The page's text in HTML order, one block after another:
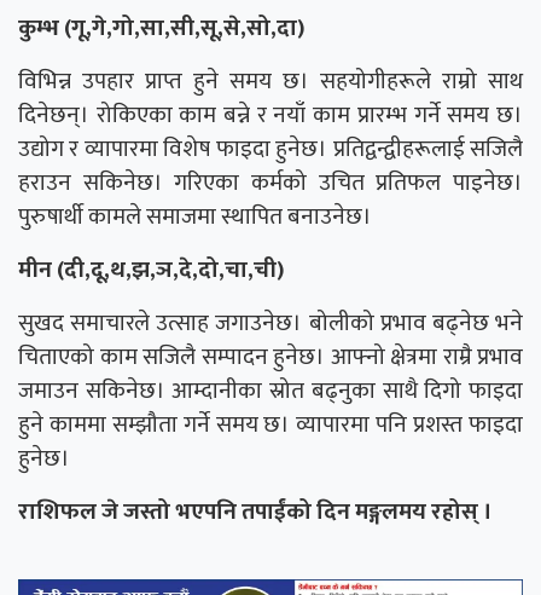
कुम्भ (गू,गे,गो,सा,सी,सू,से,सो,दा)
विभिन्न उपहार प्राप्त हुने समय छ। सहयोगीहरूले राम्रो साथ
दिनेछन्। रोकिएका काम बन्ने र नयाँ काम प्रारम्भ गर्ने समय छ।
उद्योग र व्यापारमा विशेष फाइदा हुनेछ। प्रतिद्वन्द्वीहरूलाई सजिलै
हराउन सकिनेछ। गरिएका कर्मको उचित प्रतिफल पाइनेछ।
पुरुषार्थी कामले समाजमा स्थापित बनाउनेछ।
मीन (दी,दू,थ,झ,ञ,दे,दो,चा,ची)
सुखद समाचारले उत्साह जगाउनेछ। बोलीको प्रभाव बढ्नेछ भने
चिताएको काम सजिलै सम्पादन हुनेछ। आफ्नो क्षेत्रमा राम्रै प्रभाव
जमाउन सकिनेछ। आम्दानीका स्रोत बढ्नुका साथै दिगो फाइदा
हुने काममा सम्झौता गर्ने समय छ। व्यापारमा पनि प्रशस्त फाइदा
हुनेछ।
राशिफल जे जस्तो भएपनि तपाईंको दिन मङ्गलमय रहोस् ।